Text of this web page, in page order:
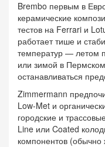
Brembo первым в
керамические
тестов на Ferrari и
работает тише и
температур — летом
или зимой в
останавливаться
Zimmermann
Low-Met и
городские и
Line или Coated
компонентов (обычно